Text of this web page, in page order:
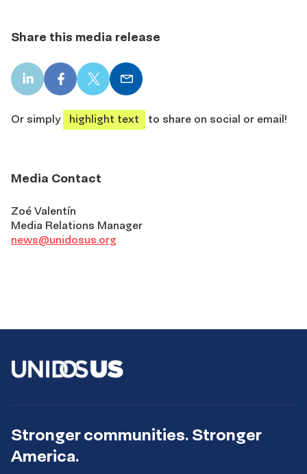
Share this media release
LinkedIn
share
Facebook
share
X
share
Email
share
Or simply
highlight text to share on social or email!
Media Contact
Zoé Valentín
Media Relations Manager
news@unidosus.org
Stronger communities. Stronger
America.